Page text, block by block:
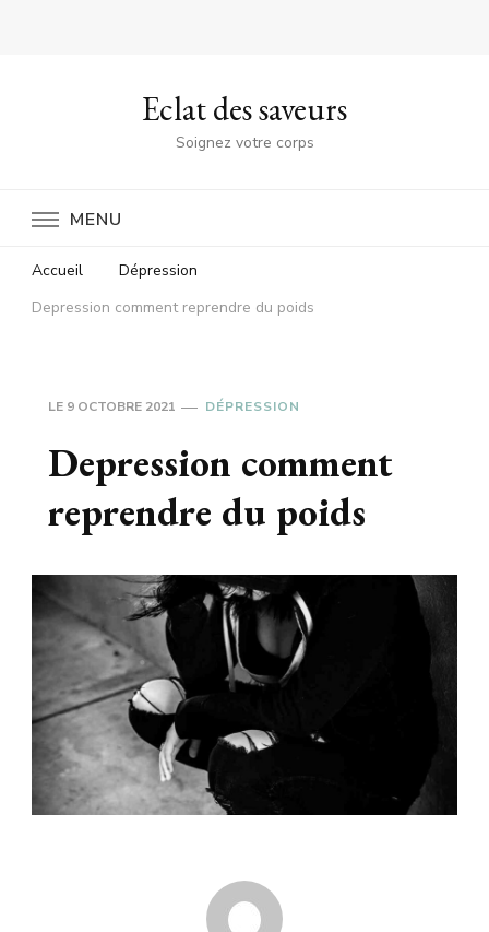
Eclat des saveurs
Soignez votre corps
MENU
Accueil
Dépression
Depression comment reprendre du poids
LE 9 OCTOBRE 2021 DÉPRESSION
Depression comment
reprendre du poids